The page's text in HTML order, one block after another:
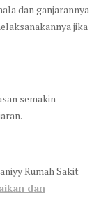
dan ganjarannya
jika
semakin
Rumah Sakit
dan